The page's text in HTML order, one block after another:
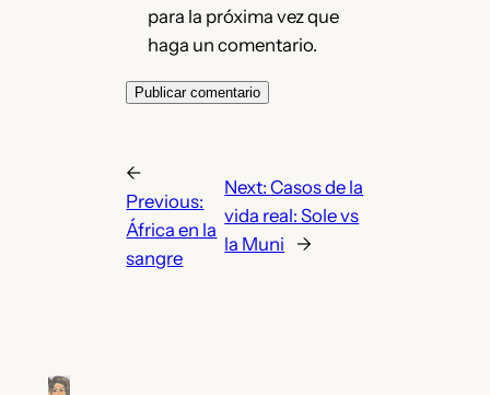
para la próxima vez que
haga un comentario.
←
Previous:
África en la
sangre
Next:Casos de la
vida real: Sole vs
la Muni
→